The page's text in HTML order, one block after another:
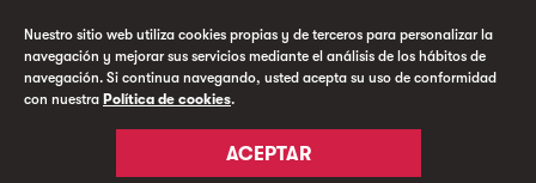
Nuestro sitio web utiliza cookies propias y de terceros para personalizar la
navegación y mejorar sus servicios mediante el análisis de los hábitos de
navegación. Si continua navegando, usted acepta su uso de conformidad
con nuestra Política de cookies.
ACEPTAR